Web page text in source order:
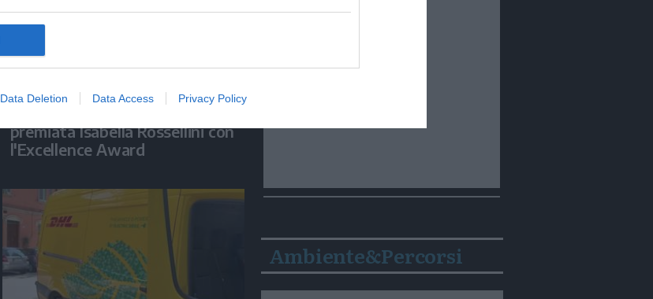
Data Deletion Data Access Privacy Policy
premiata Isabella Rossellini con
l'Excellence Award
Ambiente&Percorsi